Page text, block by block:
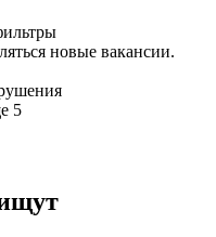
новые вакансии.
5